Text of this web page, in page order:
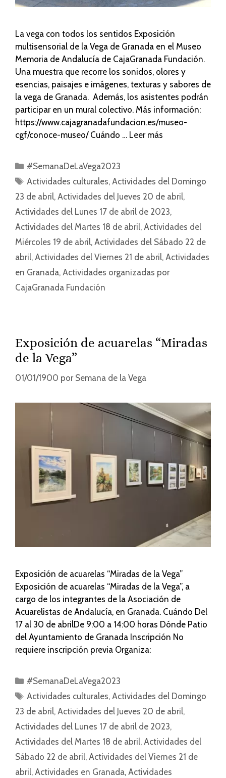
La vega con todos los sentidos Exposición
multisensorial de la Vega de Granada en el Museo
Memoria de Andalucía de CajaGranada Fundación.
Una muestra que recorre los sonidos, olores y
esencias, paisajes e imágenes, texturas y sabores de
la vega de Granada. Además, los asistentes podrán
participar en un mural colectivo. Más información:
https://www.cajagranadafundacion.es/museo-
cgf/conoce-museo/ Cuándo … Leer más
#SemanaDeLaVega2023
Actividades culturales,Actividades del Domingo
23 de abril, Actividades del Jueves 20 de abril,
Actividades del Lunes 17 de abril de 2023,
Actividades del Martes 18 de abril, Actividades del
Miércoles 19 de abril, Actividades del Sábado 22 de
abril, Actividades del Viernes 21 de abril, Actividades
en Granada, Actividades organizadas por
CajaGranada Fundación
Exposición de acuarelas “Miradas
de la Vega”
01/01/1900 por Semana de la Vega
Exposición de acuarelas “Miradas de la Vega”
Exposición de acuarelas “Miradas de la Vega”, a
cargo de los integrantes de la Asociación de
Acuarelistas de Andalucía, en Granada. Cuándo Del
17 al 30 de abrilDe 9:00 a 14:00 horas Dónde Patio
del Ayuntamiento de Granada Inscripción No
requiere inscripción previa Organiza:
#SemanaDeLaVega2023
Actividades culturales,Actividades del Domingo
23 de abril, Actividades del Jueves 20 de abril,
Actividades del Lunes 17 de abril de 2023,
Actividades del Martes 18 de abril, Actividades del
Sábado 22 de abril, Actividades del Viernes 21 de
abril, Actividades en Granada, Actividades